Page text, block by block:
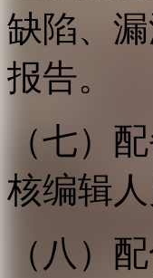
缺陷、
报告。
（七）
核编辑人
（八）